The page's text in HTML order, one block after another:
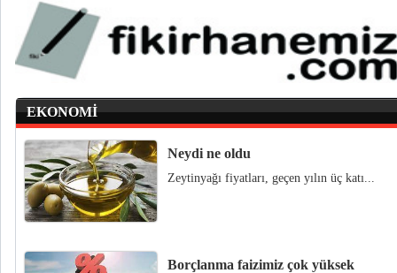
EKONOMİ
Neydi ne oldu
Zeytinyağı fiyatları, geçen yılın üç katı...
Borçlanma faizimiz çok yüksek